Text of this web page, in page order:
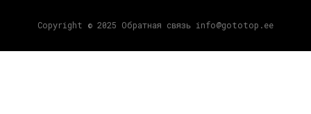
Copyright © 2025 Обратная связь info@gototop.ee